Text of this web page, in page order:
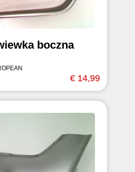
boczna
€ 14,99